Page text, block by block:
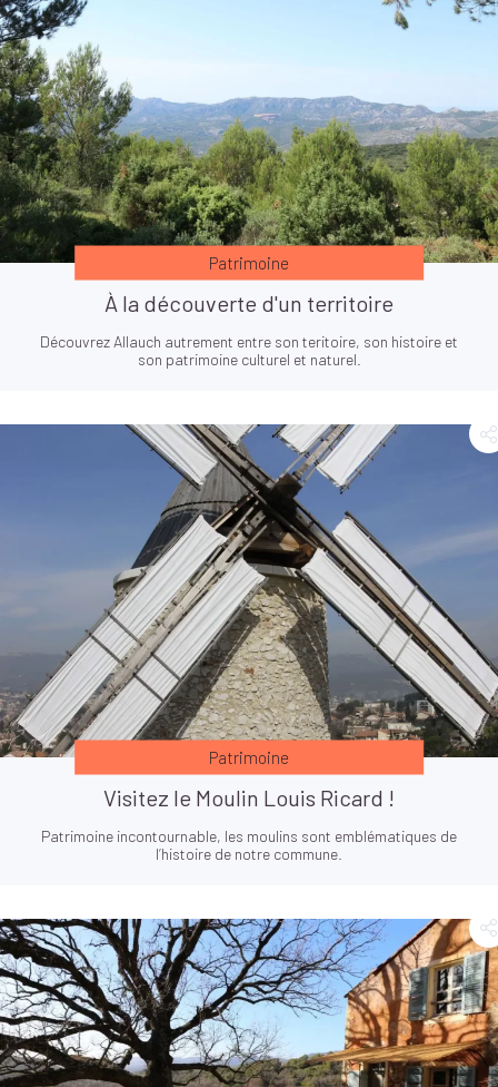
Patrimoine
À la découverte d'un territoire
Découvrez Allauch autrement entre son teritoire, son histoire et
son patrimoine culturel et naturel.
Patrimoine
Visitez le Moulin Louis Ricard !
Patrimoine incontournable, les moulins sont emblématiques de
l’histoire de notre commune.